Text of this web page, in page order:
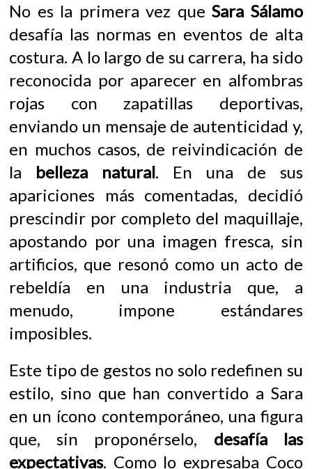
No es la primera vez queSara Sálamo
desafía las normas en eventos de alta
costura. A lo largo de su carrera, ha sido
reconocida por aparecer en alfombras
rojas con zapatillas deportivas,
enviando un mensaje de autenticidad y,
en muchos casos, de reivindicación de
la belleza natural. En una de sus
apariciones más comentadas, decidió
prescindir por completo del maquillaje,
apostando por una imagen fresca, sin
artificios, que resonó como un acto de
rebeldía en una industria que, a
menudo, impone estándares
imposibles.
Este tipo de gestos no solo redefinen su
estilo, sino que han convertido a Sara
en un ícono contemporáneo, una figura
que, sin proponérselo, desafía las
expectativas. Como lo expresaba Coco